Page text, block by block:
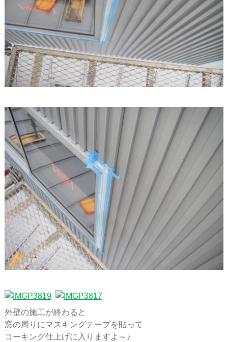
外壁の施工が終わると
窓の周りにマスキングテープを貼って
コーキング仕上げに入りますよ～♪